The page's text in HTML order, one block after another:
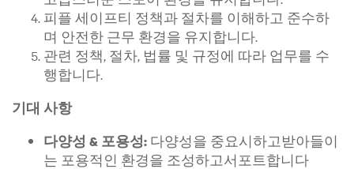
피플 세이프티 정책과 절차를 이해하고 준수하
며 안전한 근무 환경을 유지합니다.
관련 정책, 절차, 법률 및 규정에 따라 업무를 수
행합니다.
기대 사항
다양성 & 포용성: 다양성을 중요시하고받아들이
는 포용적인 환경을 조성하고서포트합니다